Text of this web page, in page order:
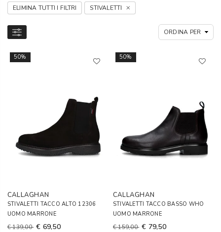
ELIMINA TUTTI I FILTRI STIVALETTI
50%
CALLAGHAN
STIVALETTI TACCO ALTO 12306
UOMO MARRONE
€ 139,00 € 69,50
50%
CALLAGHAN
STIVALETTI TACCO BASSO WHO
UOMO MARRONE
€ 159,00 € 79,50